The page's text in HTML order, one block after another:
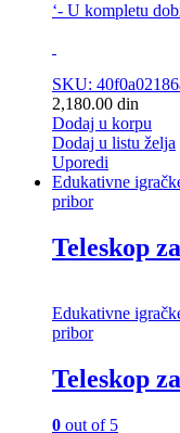
‘- U kompletu
SKU:
2,180.00 din
Dodaj u korpu
Dodaj u listu želja
Uporedi
Edukativne
pribor
Teleskop
Edukativne
pribor
Teleskop
0 out of 5